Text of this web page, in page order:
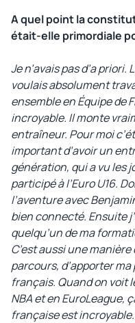
A quel point la
était-elle primordiale
Je n’avais pas d’a
voulais absolument
ensemble en Équipe de
incroyable. Il monte
entraîneur. Pour moi
important d’avoir un
génération, qui a vu les
participé à l’Euro U16.
l’aventure avec
bien connecté. Ensuite
quelqu’un de ma
C’est aussi une
parcours, d’apporter
français. Quand on voit
NBA et en EuroLeague,
française est incroyable.